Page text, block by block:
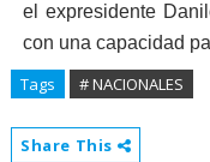
el expresidente
con una capacidad
Tags # NACIONALES
Share This